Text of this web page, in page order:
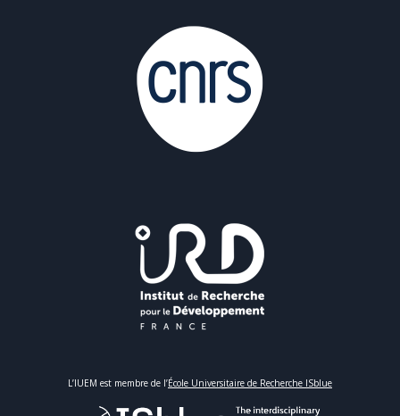
L’IUEM est membre de l’École Universitaire de Recherche ISblue